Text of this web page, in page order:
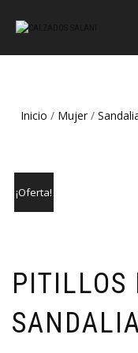
Inicio / Mujer /
¡Oferta!